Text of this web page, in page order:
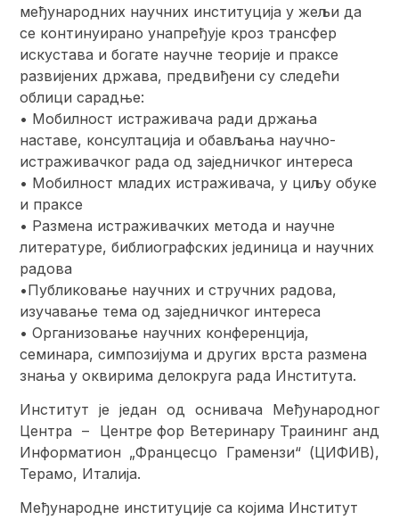
међународних научних институција у жељи да
се континуирано унапређује кроз трансфер
искустава и богате научне теорије и праксе
развијених држава, предвиђени су следећи
облици сарадње:
• Мобилност истраживача ради држања
наставе, консултација и обављања научно-
истраживачког рада од заједничког интереса
• Мобилност младих истраживача, у циљу обуке
и праксе
• Размена истраживачких метода и научне
литературе, библиографских јединица и научних
радова
•Публиковање научних и стручних радова,
изучавање тема од заједничког интереса
• Организовање научних конференција,
семинара, симпозијума и других врста размена
знања у оквирима делокруга рада Института.
Институт је један од оснивача Међународног
Центра – Центре фор Ветеринарy Траининг анд
Информатион „Францесцо Грамензи“ (ЦИФИВ),
Терамо, Италија.
Међународне институције са којима Институт